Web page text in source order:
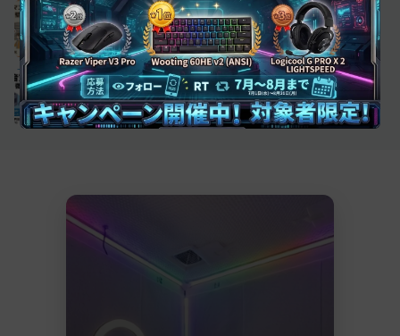
賃貸・マンションに防音室は置ける？許可・壁の防音対
策・選び方を解説【2026年版】
防音室の値段はいくら？タイプ・サイズ・用途別の費用相
場を徹底比較【2026年版】